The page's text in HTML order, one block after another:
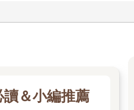
讀＆小編推薦